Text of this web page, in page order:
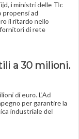
i ministri delle Tlc
propensi ad
il ritardo nello
di rete
a 30 milioni.
di euro. L'Ad
per garantire la
industriale del